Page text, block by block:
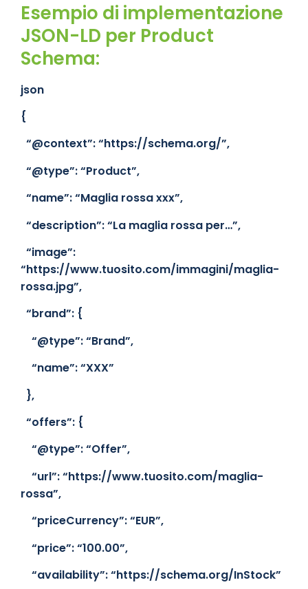
Esempio di implementazione
JSON-LD per Product
Schema:
json
{
“@context”:“https://schema.org/”,
“@type”:“Product”,
“name”:“Maglia rossa xxx”,
“description”:“La maglia rossa per…”,
“image”:
“https://www.tuosito.com/immagini/maglia-
rossa.jpg”,
“brand”: {
“@type”:“Brand”,
“name”:“XXX”
},
“offers”: {
“@type”:“Offer”,
“url”:“https://www.tuosito.com/maglia-
rossa”,
“priceCurrency”:“EUR”,
“price”:“100.00”,
“availability”:“https://schema.org/InStock”